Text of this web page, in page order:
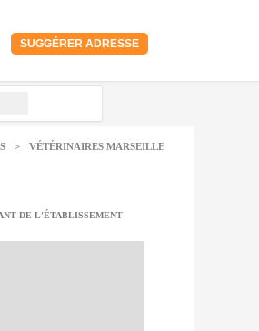
SUGGÉRER ADRESSE
> VÉTÉRINAIRES MARSEILLE
DE L'ÉTABLISSEMENT